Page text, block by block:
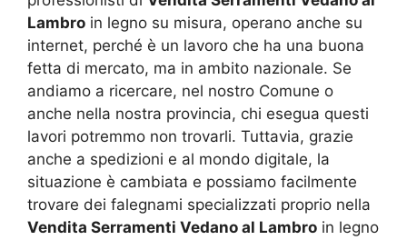
Lambro in legno su misura, operano anche su
internet, perché è un lavoro che ha una buona
fetta di mercato, ma in ambito nazionale. Se
andiamo a ricercare, nel nostro Comune o
anche nella nostra provincia, chi esegua questi
lavori potremmo non trovarli. Tuttavia, grazie
anche a spedizioni e al mondo digitale, la
situazione è cambiata e possiamo facilmente
trovare dei falegnami specializzati proprio nella
Vendita Serramenti Vedano al Lambro in legno